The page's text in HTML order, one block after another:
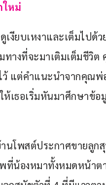
ใหม่
งียบเหงาและเต็มไปด้
างที่จะมาเติมเต็มชีวิ
ว้ แต่คำแนะนำจากคุณ
เธอเริ่มหันมาศึกษาข้อ
นโพสต์ประกาศขายลูก
ที่น้องหมาทั้งหมดหน้าต